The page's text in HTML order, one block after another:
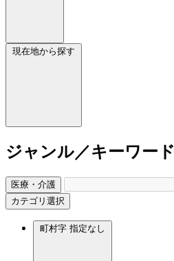
現在地から探す
ジャンル／キーワード
医療・介護
カテゴリ選択
町村字 指定なし